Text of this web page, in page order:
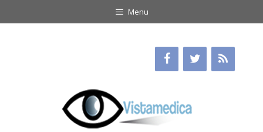
al
Menu